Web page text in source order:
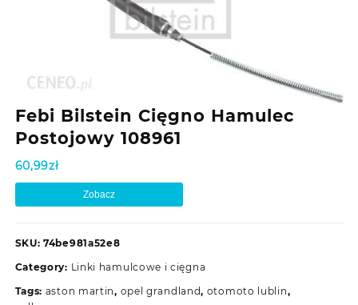
Febi Bilstein Cięgno Hamulec
Postojowy 108961
60,99zł
Zobacz
SKU: 74be981a52e8
Category: Linki hamulcowe i cięgna
Tags: aston martin, opel grandland, otomoto lublin,